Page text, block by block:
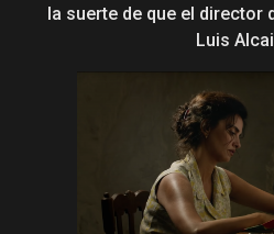
la suerte de que el
Luis